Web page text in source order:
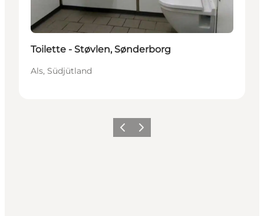
Toilette - Støvlen, Sønderborg
Als, Südjütland
ZurückWeiter